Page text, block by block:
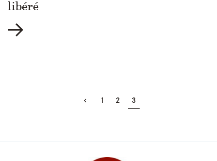
libéré
1 2 3